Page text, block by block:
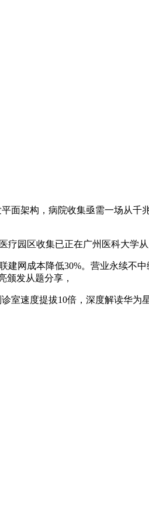
架构，病院收集亟需一场从千
区收集已正在广州医科大学从
网成本降低30%。营业永续不
颁发从题分享，
速度提拔10倍，深度解读华为